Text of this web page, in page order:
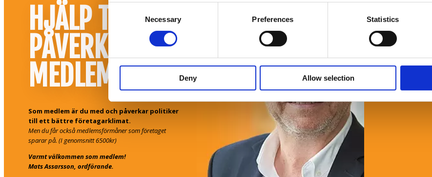
Consent
Necessary Preferences Statistics
Deny Allow selection
HJÄLP TILL ATT
PÅVERKA! BLI
MEDLEM
Som medlem är du med och påverkar politiker
till ett bättre företagarklimat.
Men du får också medlemsförmåner som företaget
sparar på. (I genomsnitt 6500kr)
Varmt välkommen som medlem!
Mats Assarsson, ordförande.